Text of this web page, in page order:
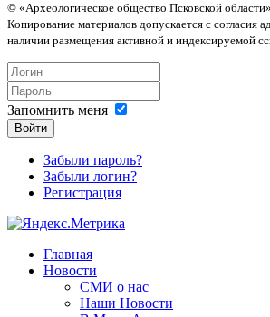
© «Археологическое общество Псковской
Копирование материалов допускается с согласия
наличии размещения активной и индексируемой
Запомнить меня
Войти
Забыли пароль?
Забыли логин?
Регистрация
Главная
Новости
СМИ о нас
Наши Новости